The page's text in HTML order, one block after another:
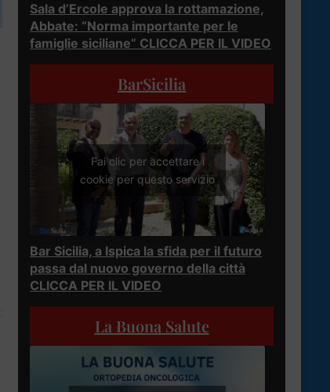
Sala d’Ercole approva la rottamazione,
Abbate: “Norma importante per le
famiglie siciliane” CLICCA PER IL VIDEO
BarSicilia
Fai clic per accettare i
cookie per questo servizio
Bar Sicilia, a Ispica la sfida per il futuro
passa dal nuovo governo della città
CLICCA PER IL VIDEO
La Buona Salute